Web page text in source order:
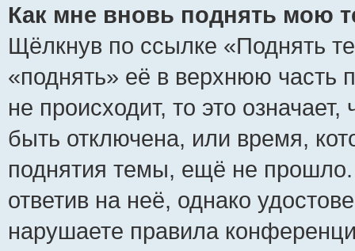
Как мне вновь поднять мою
Щёлкнув по ссылке «Поднять
«поднять» её в верхнюю часть
не происходит, то это
быть отключена, или время,
поднятия темы, ещё не
ответив на неё, однако
нарушаете правила